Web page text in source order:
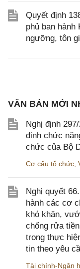
Quyết định
phủ ban hành
ngưỡng, tôn
VĂN BẢN MỚI
Nghị định
định chức
chức của Bộ
Cơ cấu tổ chức,
Nghị quyết
hành các cơ
khó khăn,
chống rửa
trong thực
tin theo yêu
Tài chính-Ngân